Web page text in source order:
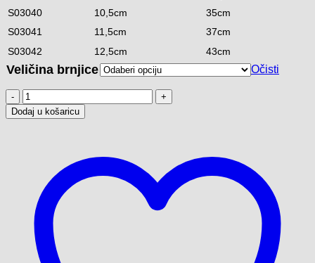
S03040
10,5cm
35cm
S03041
11,5cm
37cm
S03042
12,5cm 43cm
Veličina brnjice Očisti
Metalna
brnjica-
gumirana
OVČAR
GSD
količina
Dodaj u košaricu